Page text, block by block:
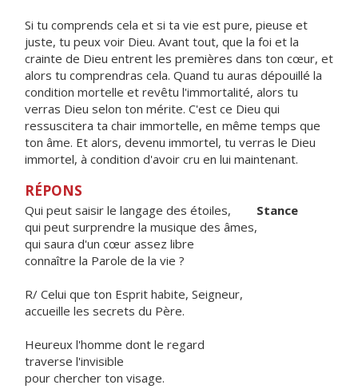
Si tu comprends cela et si ta vie est pure, pieuse et
juste, tu peux voir Dieu. Avant tout, que la foi et la
crainte de Dieu entrent les premières dans ton cœur, et
alors tu comprendras cela. Quand tu auras dépouillé la
condition mortelle et revêtu l'immortalité, alors tu
verras Dieu selon ton mérite. C'est ce Dieu qui
ressuscitera ta chair immortelle, en même temps que
ton âme. Et alors, devenu immortel, tu verras le Dieu
immortel, à condition d'avoir cru en lui maintenant.
RÉPONS
Qui peut saisir le langage des étoiles, Stance
qui peut surprendre la musique des âmes,
qui saura d'un cœur assez libre
connaître la Parole de la vie ?
R/ Celui que ton Esprit habite, Seigneur,
accueille les secrets du Père.
Heureux l'homme dont le regard
traverse l'invisible
pour chercher ton visage.